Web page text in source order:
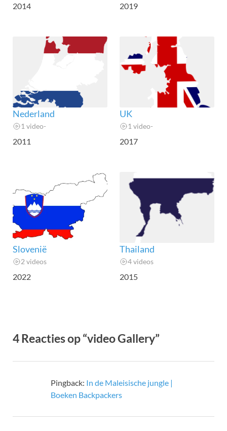
2014 2019
Nederland
1 video-
2011
UK
1 video-
2017
Slovenië
2 videos
2022
Thailand
4 videos
2015
4 Reacties op “video Gallery”
Pingback: In de Maleisische jungle |
Boeken Backpackers